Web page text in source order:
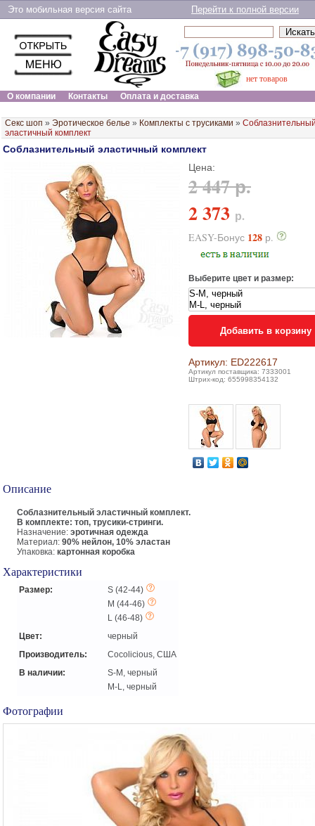
Это мобильная версия сайта Перейти к полной версии
нет товаров
О компании
Контакты Оплата и доставка
Секс шоп » Эротическое белье » Комплекты с трусиками »
эластичный комплект
Соблазнительный эластичный комплект
Цена:
2 447 р.
2 373 р.
EASY-Бонус 128 р.
Выберите цвет и размер:
Добавить в корзину
Артикул: ED222617
Артикул поставщика: 7333001
Штрих-код: 655998354132
Описание
Соблазнительный эластичный комплект.
В комплекте: топ, трусики-стринги.
Назначение: эротичная одежда
Материал: 90% нейлон, 10% эластан
Упаковка: картонная коробка
Характеристики
Размер:
S (42-44)
M (44-46)
L (46-48)
Цвет:
черный
Производитель:
Cocolicious, США
В наличии:
S-M, черный
M-L, черный
Фотографии